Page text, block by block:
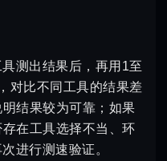
测出结果后，再用1至
对比不同工具的结果差
结果较为可靠；如果
在工具选择不当、环
进行测速验证。